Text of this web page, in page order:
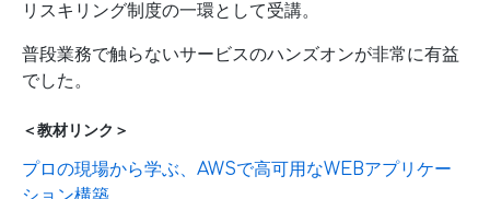
リスキリング制度の一環として受講。
普段業務で触らないサービスのハンズオンが非常に有益
でした。
＜教材リンク＞
プロの現場から学ぶ、AWSで高可用なWEBアプリケー